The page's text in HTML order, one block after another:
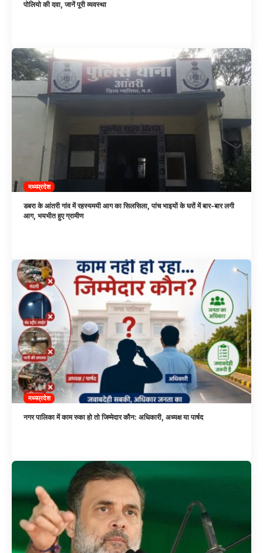
पोलियो की दवा, जानें पूरी व्यवस्था
मध्यप्रदेश
डबरा के आंतरी गांव में रहस्यमयी आग का सिलसिला, पांच भाइयों के घरों में बार-बार लगी
आग, भयभीत हुए ग्रामीण
मध्यप्रदेश
नगर पालिका में काम रुका हो तो जिम्मेदार कौन: अधिकारी, अध्यक्ष या पार्षद